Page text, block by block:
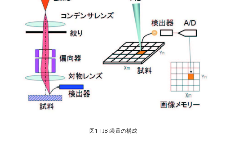
ニュース＆イベント
ニュース
プレスリリース
PICK UP
図1 FIB 装置の構成